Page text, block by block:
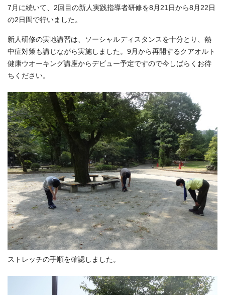
7月に続いて、2回目の新人実践指導者研修を8月21日から8月22日
の2日間で行いました。
新人研修の実地講習は、ソーシャルディスタンスを十分とり、熱
中症対策も講じながら実施しました。9月から再開するクアオルト
健康ウオーキング講座からデビュー予定ですので今しばらくお待
ちください。
ストレッチの手順を確認しました。